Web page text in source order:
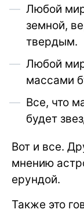
Любой
земной,
твердым.
Любой
массами
Все, что
будет
Вот и все.
мнению
ерундой.
Также это